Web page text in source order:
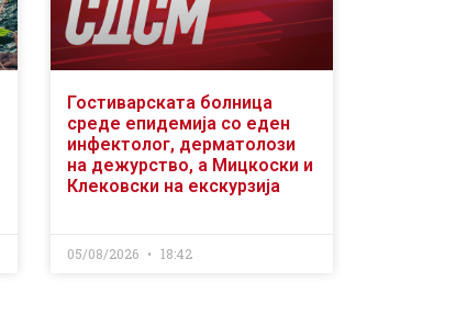
Гостиварската болница
среде епидемија со еден
инфектолог, дерматолози
на дежурство, а Мицкоски и
Клековски на екскурзија
05/08/2026 18:42